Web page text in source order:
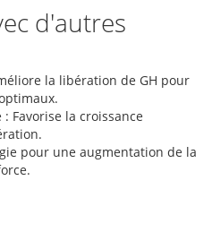
d'autres
la libération de GH pour
: Favorise la croissance
pour une augmentation de la